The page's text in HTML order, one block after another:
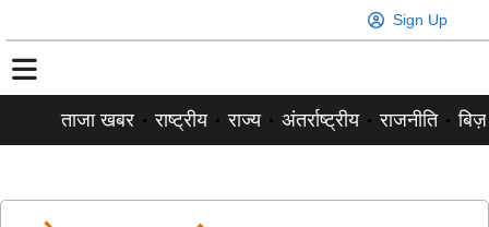
Sign Up
ताजा खबर राष्ट्रीय राज्य अंतर्राष्ट्रीय राजनीति